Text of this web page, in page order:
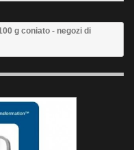
g coniato - negozi di